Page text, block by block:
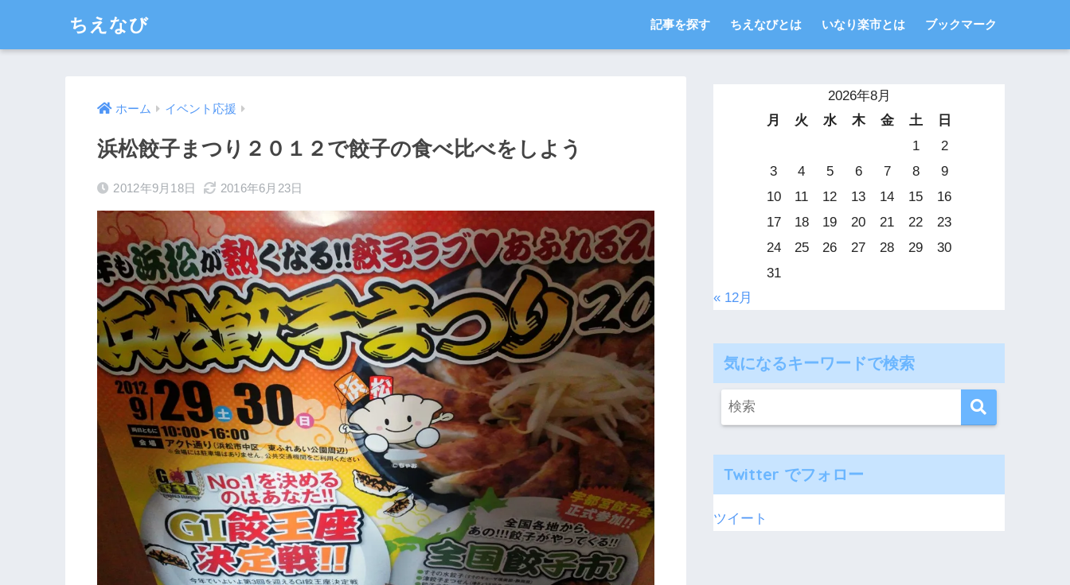
ちえなび 記事を探す ちえなびとは いなり楽市とは ブックマーク
ホーム イベント応援
浜松餃子まつり２０１２で餃子の食べ比べをしよう
2012年9月18日 2016年6月23日
2026年8月
月
火 水 木 金 土
日
1
2
3
4 5 6 7 8
9
10
11 12 13 14 15
16
17
18 19 20 21 22
23
24
25 26 27 28 29
30
31
« 12月
気になるキーワードで検索
Twitter でフォロー
ツイート